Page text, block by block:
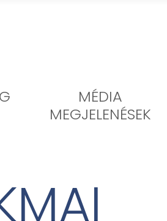
MÉDIA
MEGJELENÉSEK